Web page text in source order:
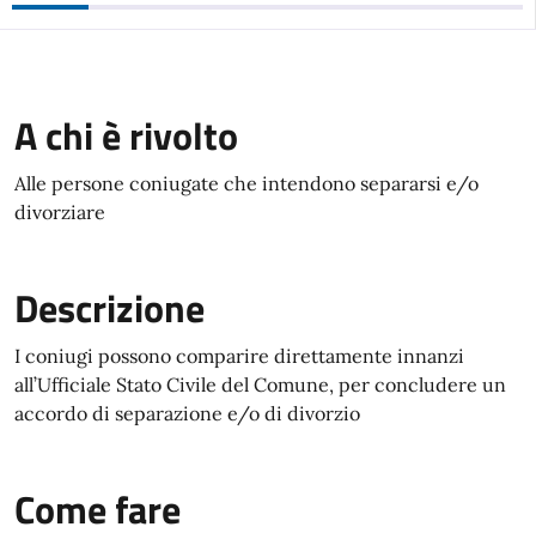
A chi è rivolto
Alle persone coniugate che intendono separarsi e/o
divorziare
Descrizione
I coniugi possono comparire direttamente innanzi
all’Ufficiale Stato Civile del Comune, per concludere un
accordo di separazione e/o di divorzio
Come fare